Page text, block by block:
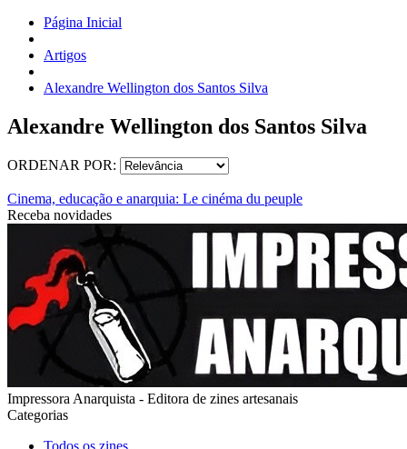
Página Inicial
Artigos
Alexandre Wellington dos Santos Silva
Alexandre Wellington dos Santos Silva
ORDENAR POR:
Cinema, educação e anarquia: Le cinéma du peuple
Receba novidades
Impressora Anarquista - Editora de zines artesanais
Categorias
Todos os zines